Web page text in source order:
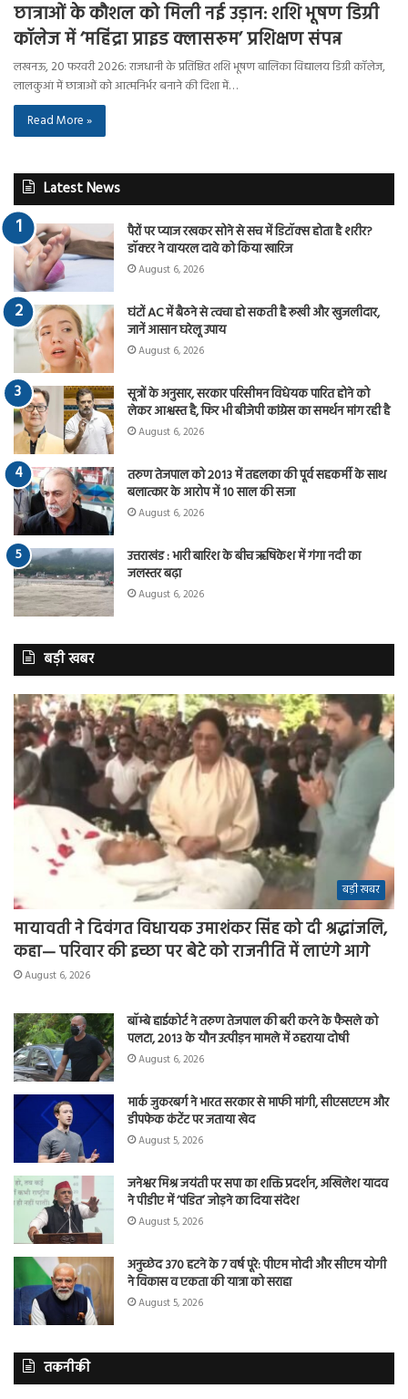
छात्राओं के कौशल को मिली नई उड़ान: शशि भूषण डिग्री
कॉलेज में ‘महिंद्रा प्राइड क्लासरूम’ प्रशिक्षण संपन्न
लखनऊ, 20 फरवरी 2026: राजधानी के प्रतिष्ठित शशि भूषण बालिका विद्यालय डिग्री कॉलेज,
लालकुआं में छात्राओं को आत्मनिर्भर बनाने की दिशा में…
Read More »
Latest News
पैरों पर प्याज रखकर सोने से सच में डिटॉक्स होता है शरीर?
डॉक्टर ने वायरल दावे को किया खारिज
August 6, 2026
घंटों AC में बैठने से त्वचा हो सकती है रूखी और खुजलीदार,
जानें आसान घरेलू उपाय
August 6, 2026
सूत्रों के अनुसार, सरकार परिसीमन विधेयक पारित होने को
लेकर आश्वस्त है, फिर भी बीजेपी कांग्रेस का समर्थन मांग रही है
August 6, 2026
तरुण तेजपाल को 2013 में तहलका की पूर्व सहकर्मी के साथ
बलात्कार के आरोप में 10 साल की सजा
August 6, 2026
उत्तराखंड : भारी बारिश के बीच ऋषिकेश में गंगा नदी का
जलस्तर बढ़ा
August 6, 2026
बड़ी खबर
बड़ी खबर
मायावती ने दिवंगत विधायक उमाशंकर सिंह को दी श्रद्धांजलि,
कहा— परिवार की इच्छा पर बेटे को राजनीति में लाएंगे आगे
August 6, 2026
बॉम्बे हाईकोर्ट ने तरुण तेजपाल की बरी करने के फैसले को
पलटा, 2013 के यौन उत्पीड़न मामले में ठहराया दोषी
August 6, 2026
मार्क जुकरबर्ग ने भारत सरकार से माफी मांगी, सीएसएएम और
डीपफेक कंटेंट पर जताया खेद
August 5, 2026
जनेश्वर मिश्र जयंती पर सपा का शक्ति प्रदर्शन, अखिलेश यादव
ने पीडीए में ‘पंडित’ जोड़ने का दिया संदेश
August 5, 2026
अनुच्छेद 370 हटने के 7 वर्ष पूरे: पीएम मोदी और सीएम योगी
ने विकास व एकता की यात्रा को सराहा
August 5, 2026
तकनीकी